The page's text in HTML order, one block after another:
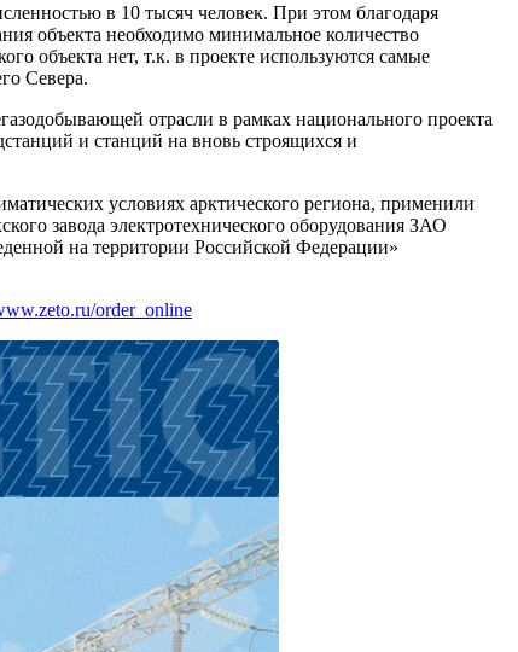
в 10 тысяч человек. При этом благодаря
объекта необходимо минимальное количество
объекта нет, т.к. в проекте используются самые
Севера.
отрасли в рамках национального проекта
и станций на вновь строящихся и
условиях арктического региона, применили
завода электротехнического оборудования ЗАО
на территории Российской Федерации»
order_online